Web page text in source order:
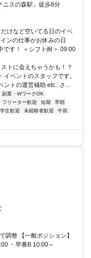
ニスの森駅」徒歩8分
けなど空いてる日のイベ
ンの仕事がお休みの日
です！ ＜シフト例＞ 09:00
トに会えちゃうかも！？
ベントのスタッフです。
ントの運営補助 etc.. さ...
副業・WワークOK
フリーター歓迎 短期
早朝
学生歓迎 未経験者歓迎
午前
調整 【一般ポジション】
・早番B 10:00～